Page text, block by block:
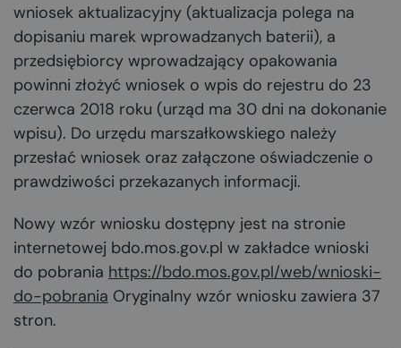
wniosek aktualizacyjny (aktualizacja polega na
dopisaniu marek wprowadzanych baterii), a
przedsiębiorcy wprowadzający opakowania
powinni złożyć wniosek o wpis do rejestru do 23
czerwca 2018 roku (urząd ma 30 dni na dokonanie
wpisu). Do urzędu marszałkowskiego należy
przesłać wniosek oraz załączone oświadczenie o
prawdziwości przekazanych informacji.
Nowy wzór wniosku dostępny jest na stronie
internetowej bdo.mos.gov.pl w zakładce wnioski
do pobrania https://bdo.mos.gov.pl/web/wnioski-
do-pobrania Oryginalny wzór wniosku zawiera 37
stron.